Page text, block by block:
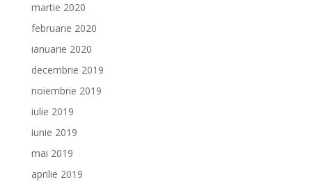
martie 2020
februarie 2020
ianuarie 2020
decembrie 2019
noiembrie 2019
iulie 2019
iunie 2019
mai 2019
aprilie 2019